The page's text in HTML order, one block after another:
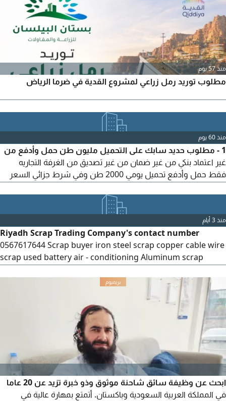
منذ 57 يوم
مطلوب توريد رمل زراعي لمشروع القدية في ضرما الرياض
منذ 60 يوم
1 - مطلوب حديد سابك على التحميل مليون طن حمل وأدفع من
غير اعتماد بنكي من غير ضمان من غير تصديق من الغرفة التجاريه
فقط حمل وأدفع تحميل يومي 2000 طن وفي شرط جزائي السعر
منذ 3 أيام
Riyadh Scrap Trading Company's contact number
0567617644 Scrap buyer iron steel scrap copper cable wire
scrap used battery air - conditioning Aluminum scrap
ابحث عن وظيفة سائق شاحنة موثوق وذو خبرة تزيد عن 20 عاما
في المملكة العربية السعودية وباكستان. أتمتع بمهارة عالية في